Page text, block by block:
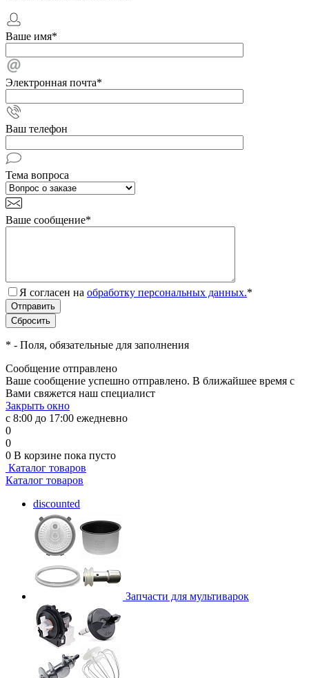
Ваше имя*
Электронная почта*
Ваш телефон
Тема вопроса
Ваше сообщение*
Я согласен на обработку персональных данных.*
* - Поля, обязательные для заполнения
Сообщение отправлено
Ваше сообщение успешно отправлено. В ближайшее время с
Вами свяжется наш специалист
Закрыть окно
с 8:00 до 17:00 ежедневно
0
0
0 В корзине пока пусто
Каталог товаров
Каталог товаров
discounted
Запчасти для мультиварок